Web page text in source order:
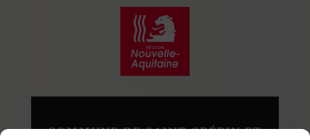
COMMUNE DE SAINT CRÉPIN ET